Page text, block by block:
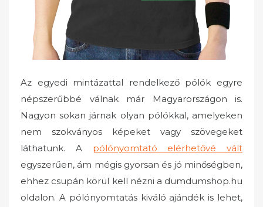
Az egyedi mintázattal rendelkező pólók egyre
népszerűbbé válnak már Magyarországon is.
Nagyon sokan járnak olyan pólókkal, amelyeken
nem szokványos képeket vagy szövegeket
láthatunk. A pólónyomtató elérhetővé vált
egyszerűen, ám mégis gyorsan és jó minőségben,
ehhez csupán körül kell nézni a dumdumshop.hu
oldalon. A pólónyomtatás kiváló ajándék is lehet,